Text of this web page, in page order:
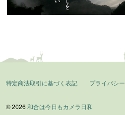
特定商法取引に基づく表記 プライバシ
© 2026 和合は今日もカメラ日和